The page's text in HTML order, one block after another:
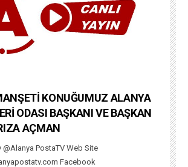
KONUĞUMUZ ALANYA
ODASI BAŞKANI VE BAŞKAN
AÇMAN
PostaTV Web Site
Facebook